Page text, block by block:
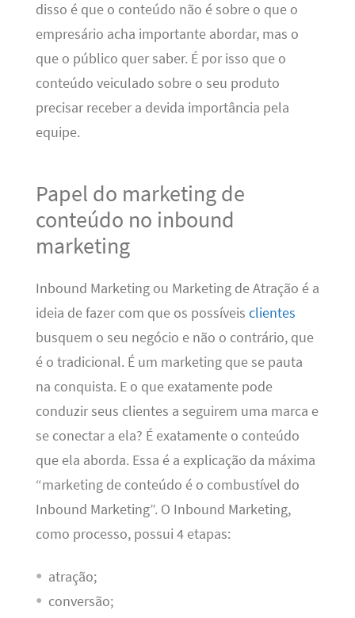
disso é que o conteúdo não é sobre o que o
empresário acha importante abordar, mas o
que o público quer saber. É por isso que o
conteúdo veiculado sobre o seu produto
precisar receber a devida importância pela
equipe.
Papel do marketing de
conteúdo no inbound
marketing
Inbound Marketing ou Marketing de Atração é a
ideia de fazer com que os possíveis clientes
busquem o seu negócio e não o contrário, que
é o tradicional. É um marketing que se pauta
na conquista. E o que exatamente pode
conduzir seus clientes a seguirem uma marca e
se conectar a ela? É exatamente o conteúdo
que ela aborda. Essa é a explicação da máxima
“marketing de conteúdo é o combustível do
Inbound Marketing”. O Inbound Marketing,
como processo, possui 4 etapas:
atração;
conversão;